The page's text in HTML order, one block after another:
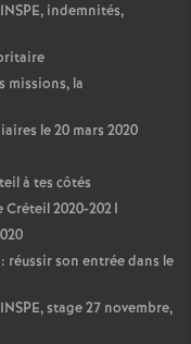
INSPE, indemnités,
missions, la
le 20 mars 2020
à tes côtés
2020-2021
réussir son entrée dans le
INSPE, stage 27 novembre,